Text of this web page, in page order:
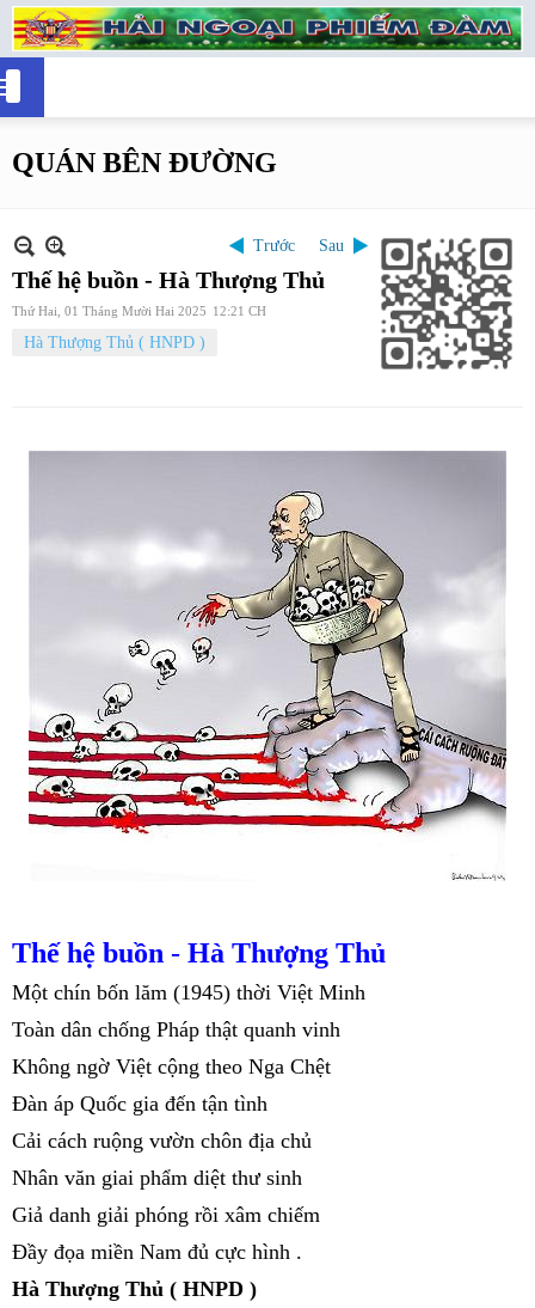
QUÁN BÊN ĐƯỜNG
Trước Sau
Thế hệ buồn - Hà Thượng Thủ
Thứ Hai, 01 Tháng Mười Hai 2025 12:21 CH
Hà Thượng Thủ ( HNPD )
Thế hệ buồn - Hà Thượng Thủ
Một chín bốn lăm (1945) thời Việt Minh
Toàn dân chống Pháp thật quanh vinh
Không ngờ Việt cộng theo Nga Chệt
Đàn áp Quốc gia đến tận tình
Cải cách ruộng vườn chôn địa chủ
Nhân văn giai phẩm diệt thư sinh
Giả danh giải phóng rồi xâm chiếm
Đầy đọa miền Nam đủ cực hình .
Hà Thượng Thủ ( HNPD )